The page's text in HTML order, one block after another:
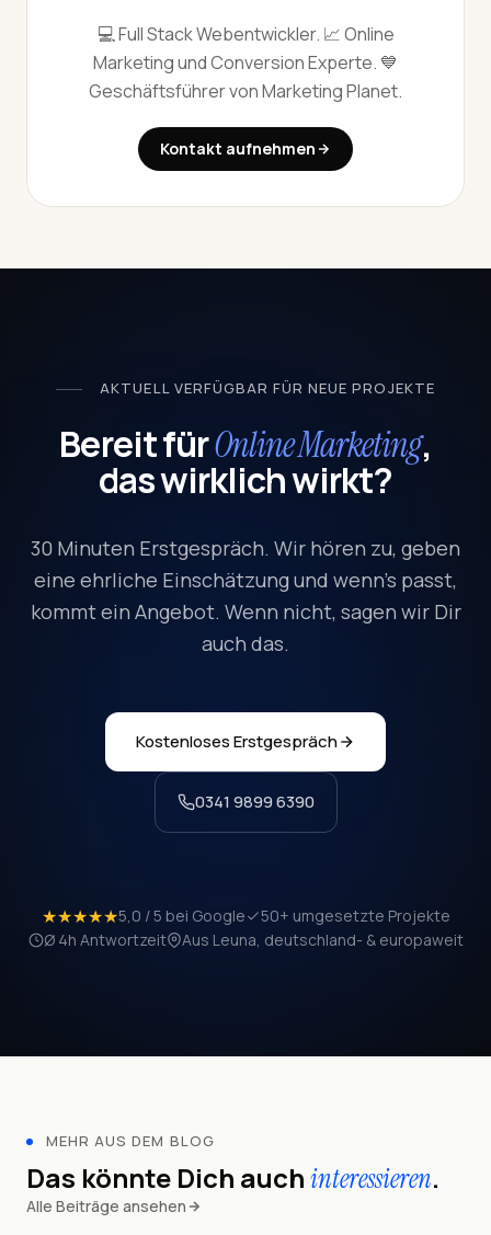
💻 Full Stack Webentwickler. 📈 Online
Marketing und Conversion Experte. 💙
Geschäftsführer von Marketing Planet.
Kontakt aufnehmen
AKTUELL VERFÜGBAR FÜR NEUE PROJEKTE
Bereit fürOnline Marketing,
das wirklich wirkt?
30 Minuten Erstgespräch. Wir hören zu, geben
eine ehrliche Einschätzung und wenn's passt,
kommt ein Angebot. Wenn nicht, sagen wir Dir
auch das.
Kostenloses Erstgespräch
0341 9899 6390
★★★★★5,0 / 5 bei Google
50+ umgesetzte Projekte
Ø 4h Antwortzeit
Aus Leuna, deutschland- & europaweit
MEHR AUS DEM BLOG
Das könnte Dich auchinteressieren.
Alle Beiträge ansehen